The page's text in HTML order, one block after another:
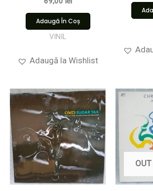
Adaugă În Coș
VINIL
Adaugă la Wishlist